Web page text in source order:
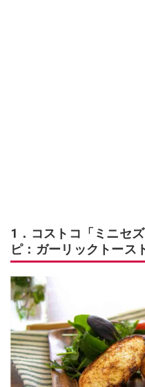
1．コストコ「ミニセ
ピ：ガーリックトース